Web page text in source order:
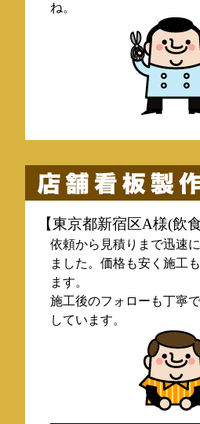
ね。
【東京都新宿区A様(飲
依頼から見積りまで迅速
ました。価格も安く施工
ます。
施工後のフォローも丁寧
しています。